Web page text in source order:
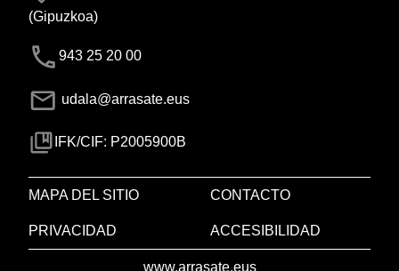
(Gipuzkoa)
943 25 20 00
udala@arrasate.eus
IFK/CIF: P2005900B
MAPA DEL SITIO CONTACTO
PRIVACIDAD ACCESIBILIDAD
www.arrasate.eus